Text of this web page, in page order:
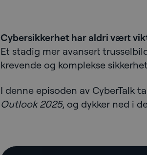
Cybersikkerhet har aldri vært
Et stadig mer avansert
krevende og komplekse
I denne episoden av CyberTalk
Outlook 2025, og dykker ned i